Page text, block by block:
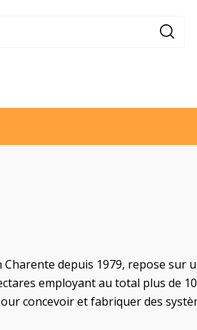
depuis 1979, repose sur
employant au total plus de
concevoir et fabriquer des